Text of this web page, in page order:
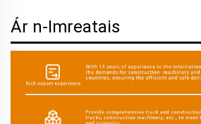
Ár n-Imreatais